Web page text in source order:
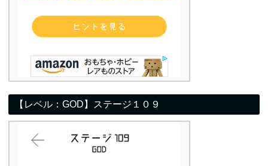
【レベル：GOD】ステージ１０９